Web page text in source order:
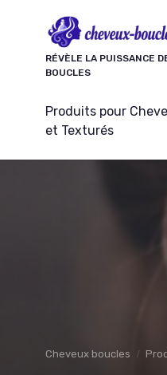
RÉVÈLE LA PUISSANCE
BOUCLES
Produits pour
et Texturés
Cheveux boucles